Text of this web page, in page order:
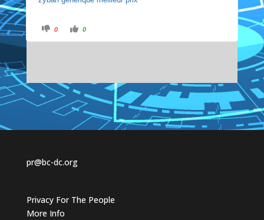
C
u
m
s
w
0
C
u
b
s
p
.
0
pr@bc-dc.org
Privacy For The People
More Info